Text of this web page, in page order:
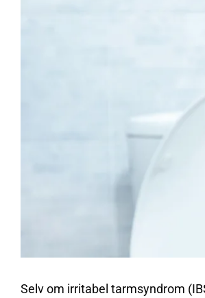
Selv om irritabel tarmsyndrom